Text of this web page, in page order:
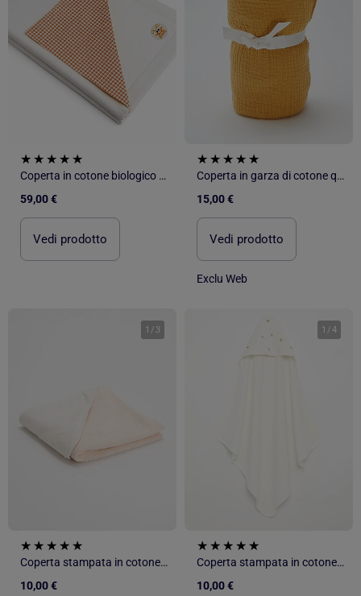
Coperta in cotone biologico Rex
59,00 €
Vedi prodotto
Coperta in garza di cotone quadrato neonato in garza di cotone
15,00 €
Vedi prodotto
Exclu Web
1 / 3
Coperta stampata in cotone jersey e pile
10,00 €
1 /4
Coperta stampata in cotone jersey e pile
10,00 €